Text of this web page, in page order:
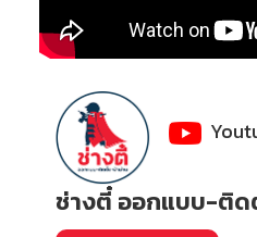
ช่างตี๋ ออกแบบ-ติด